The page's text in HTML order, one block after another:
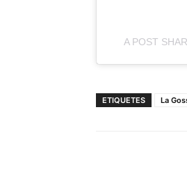
A POST
ETIQUETES La